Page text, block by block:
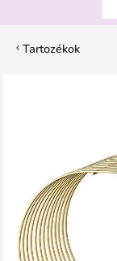
Tartozékok